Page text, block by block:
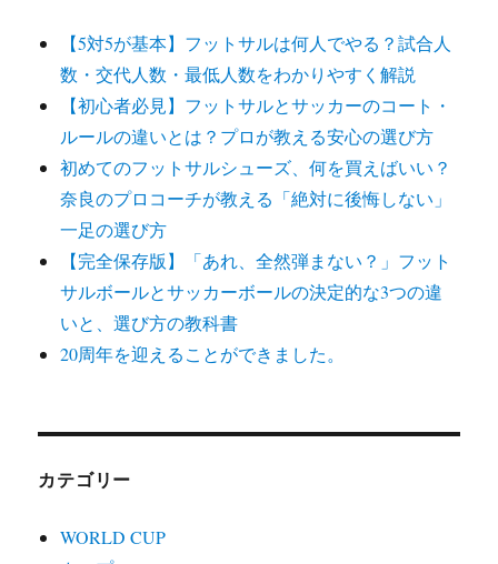
【5対5が基本】フットサルは何人でやる？試合人
数・交代人数・最低人数をわかりやすく解説
【初心者必見】フットサルとサッカーのコート・
ルールの違いとは？プロが教える安心の選び方
初めてのフットサルシューズ、何を買えばいい？
奈良のプロコーチが教える「絶対に後悔しない」
一足の選び方
【完全保存版】「あれ、全然弾まない？」フット
サルボールとサッカーボールの決定的な3つの違
いと、選び方の教科書
20周年を迎えることができました。
カテゴリー
WORLD CUP